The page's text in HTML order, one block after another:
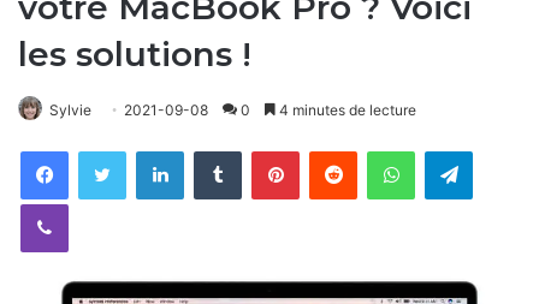
les solutions !
Sylvie 2021-09-08 0 4 minutes de lecture